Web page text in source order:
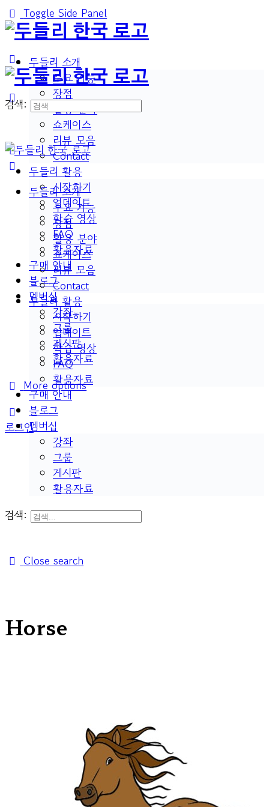
Toggle Side Panel
두들리 소개
주요 기능
장점
활용 분야
쇼케이스
리뷰 모음
Contact
두들리 활용
시작하기
업데이트
학습 영상
FAQ
활용자료
구매 안내
블로그
멤버십
강좌
그룹
게시판
활용자료
More options
로그인
검색:
두들리 소개
주요 기능
장점
활용 분야
쇼케이스
리뷰 모음
Contact
두들리 활용
시작하기
업데이트
학습 영상
FAQ
활용자료
구매 안내
블로그
멤버십
강좌
그룹
게시판
활용자료
검색:
Close search
Horse